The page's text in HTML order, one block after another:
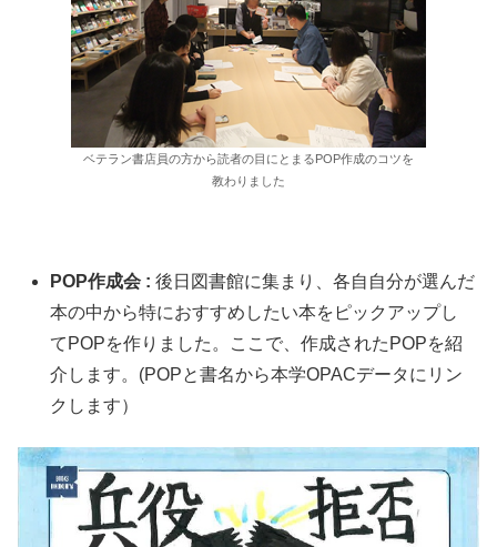
ベテラン書店員の方から読者の目にとまるPOP作成のコツを
教わりました
POP作成会 : 後日図書館に集まり、各自自分が選んだ
本の中から特におすすめしたい本をピックアップし
てPOPを作りました。ここで、作成されたPOPを紹
介します。(POPと書名から本学OPACデータにリン
クします）